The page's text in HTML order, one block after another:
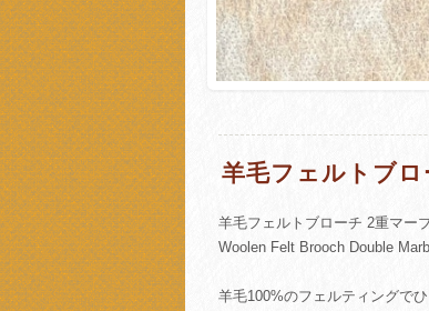
羊毛フェルトブ
羊毛フェルトブローチ 2重マー
Woolen Felt Brooch Double
羊毛100%のフェルティングで